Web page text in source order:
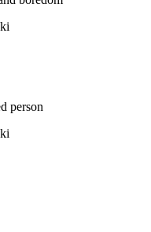
person